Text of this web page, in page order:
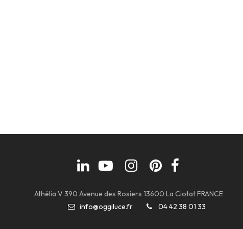
Athélia V 390 Avenue des Rosiers 13600 La Ciotat FRANCE
info@oggiluce.fr
04 42 38 01 33